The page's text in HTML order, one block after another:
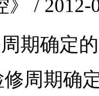
》 / 2012-
期确定
周期确